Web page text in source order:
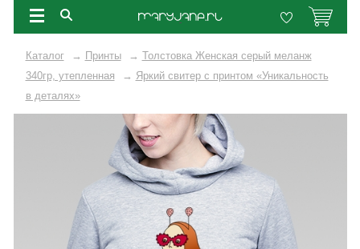
Каталог → Принты → Толстовка Женская серый меланж
340гр, утепленная
→ Яркий свитер с принтом «Уникальность
в деталях»